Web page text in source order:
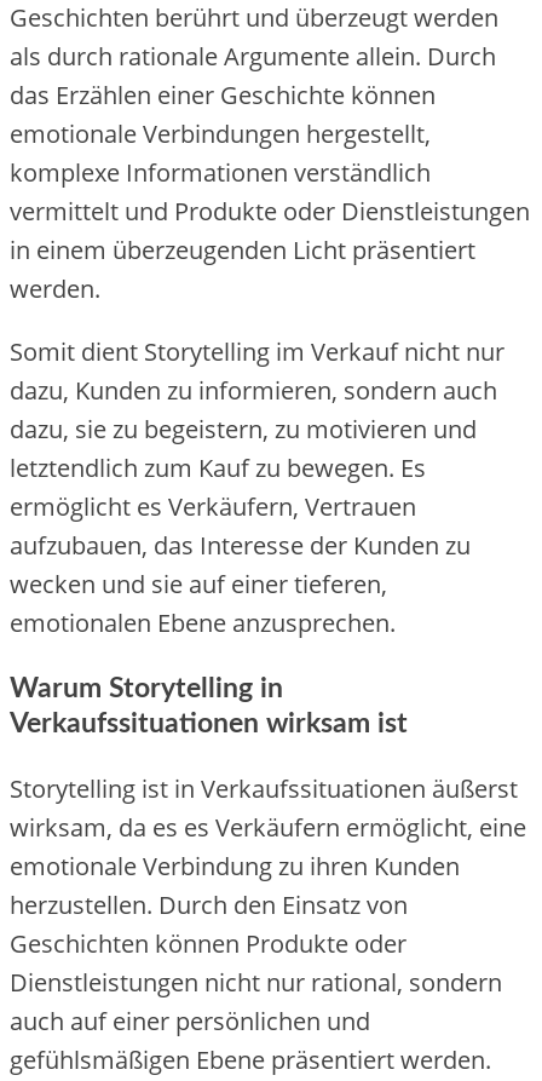
Geschichten berührt und überzeugt werden
als durch rationale Argumente allein. Durch
das Erzählen einer Geschichte können
emotionale Verbindungen hergestellt,
komplexe Informationen verständlich
vermittelt und Produkte oder Dienstleistungen
in einem überzeugenden Licht präsentiert
werden.
Somit dient Storytelling im Verkauf nicht nur
dazu, Kunden zu informieren, sondern auch
dazu, sie zu begeistern, zu motivieren und
letztendlich zum Kauf zu bewegen. Es
ermöglicht es Verkäufern, Vertrauen
aufzubauen, das Interesse der Kunden zu
wecken und sie auf einer tieferen,
emotionalen Ebene anzusprechen.
Warum Storytelling in
Verkaufssituationen wirksam ist
Storytelling ist in Verkaufssituationen äußerst
wirksam, da es es Verkäufern ermöglicht, eine
emotionale Verbindung zu ihren Kunden
herzustellen. Durch den Einsatz von
Geschichten können Produkte oder
Dienstleistungen nicht nur rational, sondern
auch auf einer persönlichen und
gefühlsmäßigen Ebene präsentiert werden.